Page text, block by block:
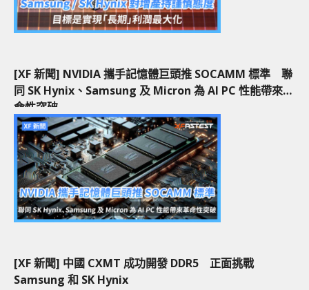
[XF 新聞] NVIDIA 攜手記憶體巨頭推 SOCAMM 標準 聯
同 SK Hynix、Samsung 及 Micron 為 AI PC 性能帶來革
命性突破
[XF 新聞] 中國 CXMT 成功開發 DDR5 正面挑戰
Samsung 和 SK Hynix